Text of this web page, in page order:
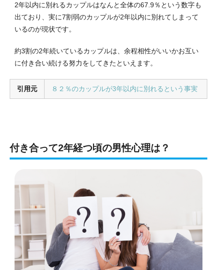
2年以内に別れるカップルはなんと全体の67.9％という数字も
出ており、実に7割弱のカップルが2年以内に別れてしまって
いるのが現状です。
約3割の2年続いているカップルは、余程相性がいいかお互い
に付き合い続ける努力をしてきたといえます。
引用元 ８２％のカップルが3年以内に別れるという事実
付き合って2年経つ頃の男性心理は？